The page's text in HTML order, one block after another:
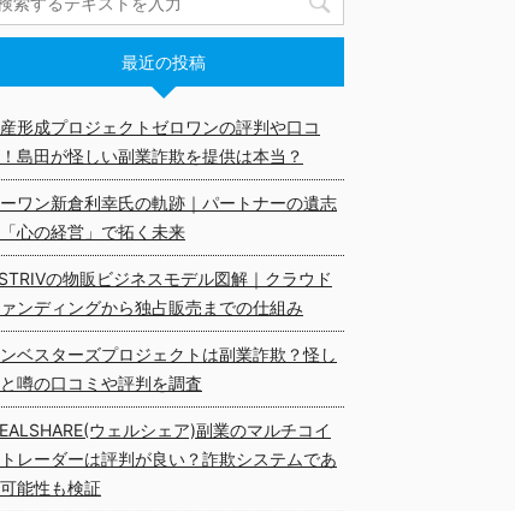
最近の投稿
形成プロジェクトゼロワンの評判や口コ
島田が怪しい副業詐欺を提供は本当？
ワン新倉利幸氏の軌跡｜パートナーの遺志
心の経営」で拓く未来
の物販ビジネスモデル図解｜クラウド
ンディングから独占販売までの仕組み
ベスターズプロジェクトは副業詐欺？怪し
噂の口コミや評判を調査
ウェルシェア)副業のマルチコイ
レーダーは評判が良い？詐欺システムであ
能性も検証